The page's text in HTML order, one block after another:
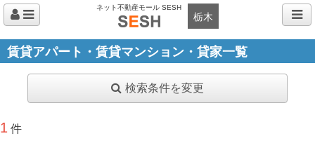
ネット不動産モール SESH
栃木
賃貸アパート・賃貸マンション・貸家一覧
検索条件を変更
1 件